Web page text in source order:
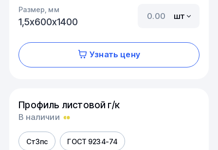
Размер, мм
1,5х600х1400
шт
Узнать цену
Профиль листовой г/к
В наличии
Ст3пс ГОСТ 9234-74